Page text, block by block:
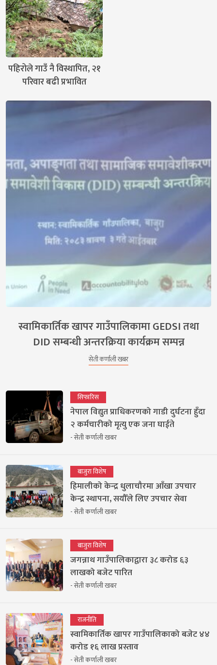
पहिरोले गाउँ नै विस्थापित, २१
परिवार बढी प्रभावित
स्वामिकार्तिक खापर गाउँपालिकामा GEDSI तथा
DID सम्बन्धी अन्तरक्रिया कार्यक्रम सम्पन्न
सेती कर्णाली खबर
सिफारिस
नेपाल विद्युत प्राधिकरणको गाडी दुर्घटना हुँदा
२ कर्मचारीको मृत्यु एक जना घाईते
- सेती कर्णाली खबर
बाजुरा विशेष
हिमालीको केन्द्र धुलाचौरमा आँखा उपचार
केन्द्र स्थापना, सयौँले लिए उपचार सेवा
- सेती कर्णाली खबर
बाजुरा विशेष
जगन्नाथ गाउँपालिकाद्वारा ३८ करोड ६३
लाखको बजेट पारित
- सेती कर्णाली खबर
राजनीति
स्वामिकार्तिक खापर गाउँपालिकाको बजेट ४४
करोड १६ लाख प्रस्ताव
- सेती कर्णाली खबर